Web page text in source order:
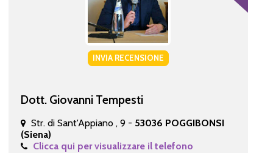
INVIA RECENSIONE
Dott. Giovanni Tempesti
Str. di Sant'Appiano , 9 - 53036 POGGIBONSI
(Siena)
Clicca qui per visualizzare il telefono